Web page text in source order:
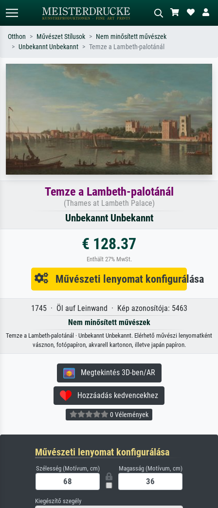
Keressen művész, műcím vagy stílus
szerint – pl. Monet, Csillagos éj,
piros absztrakt, sötét olajkép, álló akt
egy fa mellett.
Otthon Művészet Stílusok
Nem minősített művészek
Unbekannt Unbekannt
Temze a Lambeth-palotánál
Temze a Lambeth-palotánál
(Thames at Lambeth Palace)
Unbekannt Unbekannt
€ 128.37
Enthält 27% MwSt.
Művészeti lenyomat konfigurálása
1745 · Öl auf Leinwand · Kép azonosítója: 5463
Nem minősített művészek
Temze a Lambeth-palotánál · Unbekannt Unbekannt. Elérhető művészi lenyomatként
vásznon, fotópapíron, akvarell kartonon, illetve japán papíron.
Megtekintés 3D-ben/AR
Hozzáadás kedvencekhez
0 Vélemények
Művészeti lenyomat konfigurálása
Szélesség (Motívum, cm) Magasság (Motívum, cm)
Kiegészítő szegély